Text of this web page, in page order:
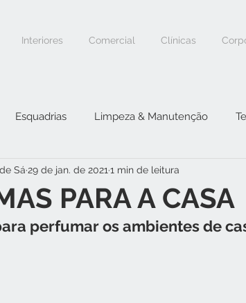
Interiores Comercial Clínicas
Esquadrias Limpeza & Manutenção
PARA A CASA
Sá 29 de jan. de 2021 1 min de leitura
perfumar os ambientes de